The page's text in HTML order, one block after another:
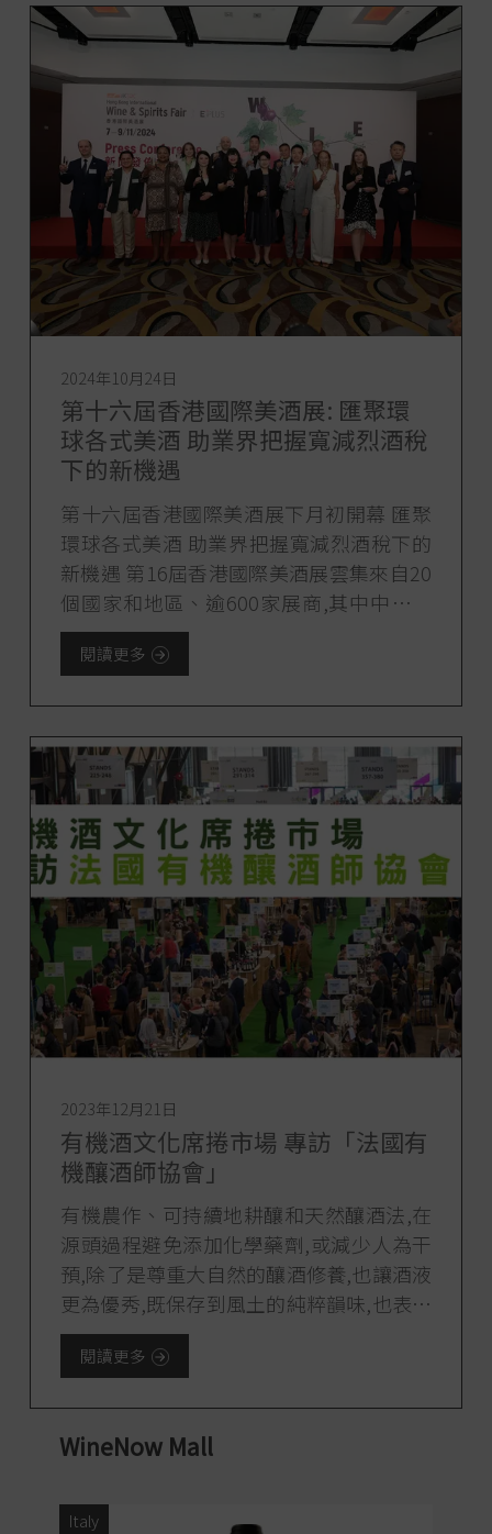
2024年10月24日
第十六屆香港國際美酒展: 匯聚環
球各式美酒 助業界把握寬減烈酒稅
下的新機遇
第十六屆香港國際美酒展下月初開幕 匯聚
環球各式美酒 助業界把握寬減烈酒稅下的
新機遇 第16屆香港國際美酒展雲集來自20
個國家和地區、逾600家展商,其中中國內
地的參展規模較去屆上升六成 美酒展將帶
來環球各式美酒,包括葡萄酒、中國白酒、
閱讀更多
2023年12月21日
有機酒文化席捲市場 專訪「法國有
機釀酒師協會」
有機農作、可持續地耕釀和天然釀酒法,在
源頭過程避免添加化學藥劑,或減少人為干
預,除了是尊重大自然的釀酒修養,也讓酒液
更為優秀,既保存到風土的純粹韻味,也表達
到粗製工業化所缺的精品風味。 有機酒文
化,毫無疑問是近年的酒圈新貴。 另一方面,
閱讀更多
WineNow Mall
Italy